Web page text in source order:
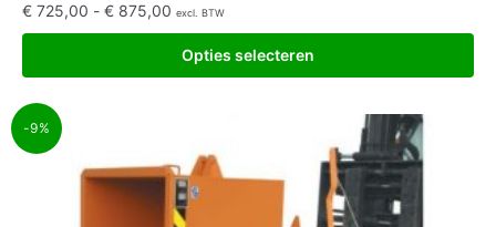
€ 725,00 - € 875,00 excl. BTW
Opties selecteren
-9%